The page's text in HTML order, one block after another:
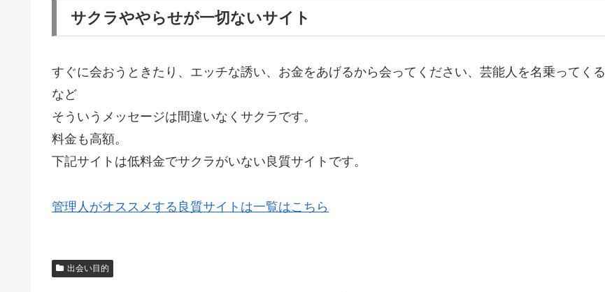
サクラややらせが一切ないサイト
すぐに会おうときたり、エッチな誘い、お金をあげるから会ってください、芸能人を名乗ってくる
など
そういうメッセージは間違いなくサクラです。
料金も高額。
下記サイトは低料金でサクラがいない良質サイトです。
管理人がオススメする良質サイトは一覧はこちら
出会い目的